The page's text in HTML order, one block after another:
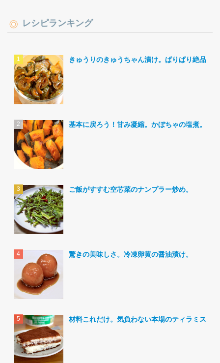
レシピランキング
きゅうりのきゅうちゃん漬け。ぱりぱり絶品。
基本に戻ろう！甘み凝縮。かぼちゃの塩煮。
ご飯がすすむ空芯菜のナンプラー炒め。
驚きの美味しさ。冷凍卵黄の醤油漬け。
材料これだけ。気負わない本場のティラミス。